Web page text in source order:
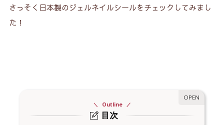
さっそく日本製のジェルネイルシールをチェックしてみまし
た！
目次
Outline